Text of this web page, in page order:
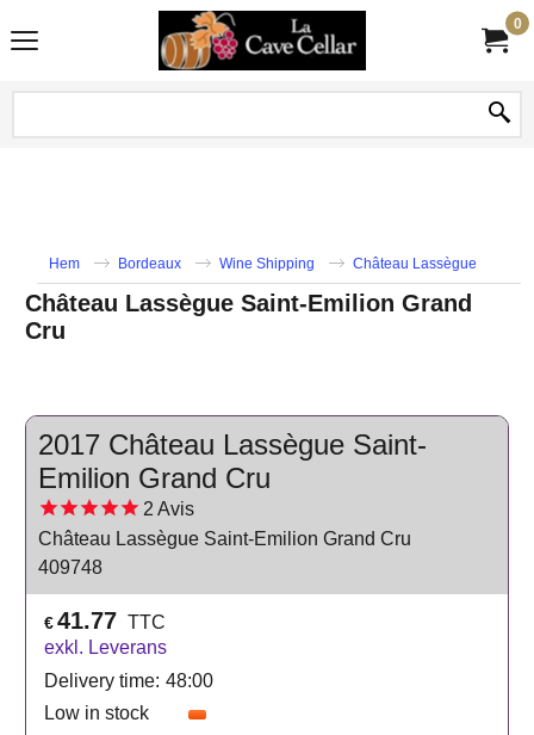
0
Hem Bordeaux Wine Shipping Château Lassègue
Château Lassègue Saint-Emilion Grand
Cru
2017 Château Lassègue Saint-
Emilion Grand Cru
2 Avis
Château Lassègue Saint-Emilion Grand Cru
409748
€41.77 TTC
exkl. Leverans
Delivery time: 48:00
Low in stock